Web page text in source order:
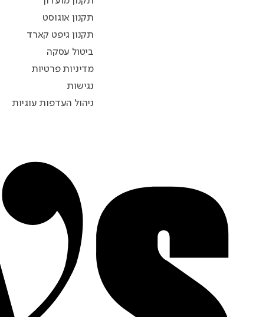
תקנון אוגוסט
תקנון גיפט קארד
ביטול עסקה
מדיניות פרטיות
נגישות
ניהול העדפות עוגיות